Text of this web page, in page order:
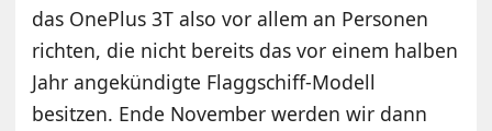
das OnePlus 3T also vor allem an Personen
richten, die nicht bereits das vor einem halben
Jahr angekündigte Flaggschiff-Modell
besitzen. Ende November werden wir dann